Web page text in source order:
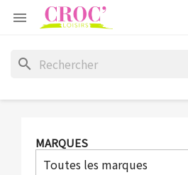

search
MARQUES
Toutes les marques